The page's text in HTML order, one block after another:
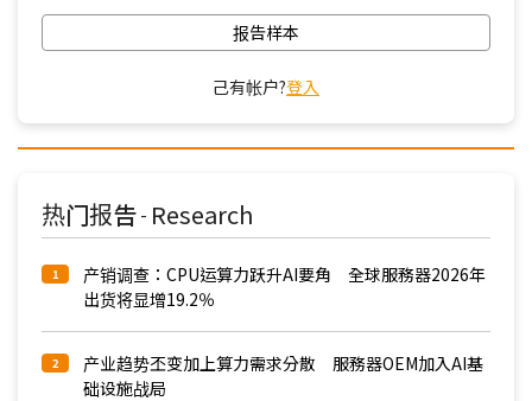
报告样本
己有帐户?登入
热门报告 - Research
1
产销调查：CPU运算力跃升AI要角 全球服務器2026年
出货将显增19.2％
2
产业趋势丕变加上算力需求分散 服務器OEM加入AI基
础设施战局